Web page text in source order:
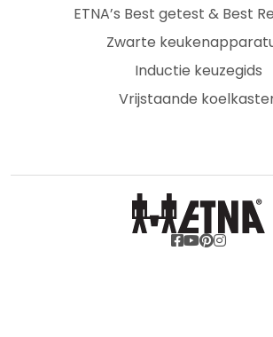
ETNA’s Best getest & Best
Zwarte
Inductie keuzegids
Vrijstaande